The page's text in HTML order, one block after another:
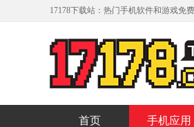
17178下载站：热门手机软件和游戏免
首页 手机应用